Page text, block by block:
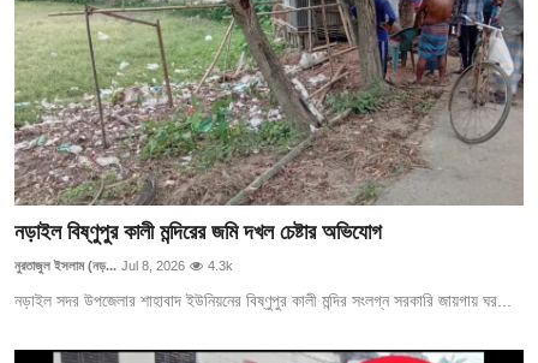
নড়াইল বিষ্ণুপুর কালী মন্দিরের জমি দখল চেষ্টার অভিযোগ
নুরতাজুল ইসলাম (নড়... Jul 8, 2026 4.3k
নড়াইল সদর উপজেলার শাহাবাদ ইউনিয়নের বিষ্ণুপুর কালী মন্দির সংলগ্ন সরকারি জায়গায় ঘর...